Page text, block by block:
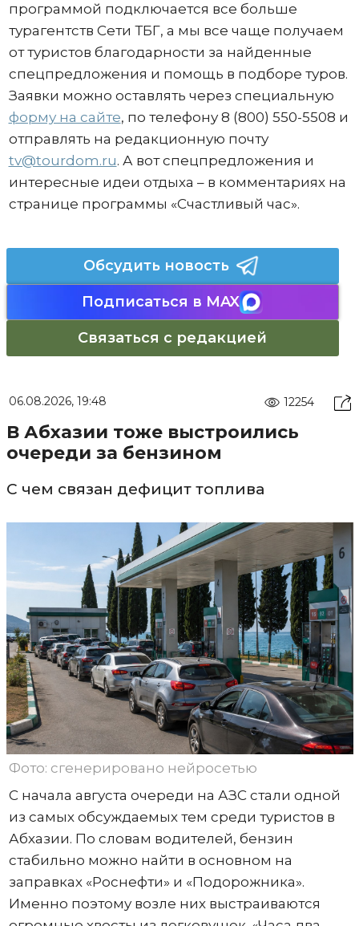
программой подключается все больше
турагентств Сети ТБГ, а мы все чаще получаем
от туристов благодарности за найденные
спецпредложения и помощь в подборе туров.
Заявки можно оставлять через специальную
форму на сайте, по телефону 8 (800) 550-5508 и
отправлять на редакционную почту
tv@tourdom.ru. А вот спецпредложения и
интересные идеи отдыха – в комментариях на
странице программы «Счастливый час».
Обсудить новость
Подписаться в MAX
Связаться с редакцией
06.08.2026, 19:48 12254
В Абхазии тоже выстроились
очереди за бензином
С чем связан дефицит топлива
Фото: сгенерировано нейросетью
С начала августа очереди на АЗС стали одной
из самых обсуждаемых тем среди туристов в
Абхазии. По словам водителей, бензин
стабильно можно найти в основном на
заправках «Роснефти» и «Подорожника».
Именно поэтому возле них выстраиваются